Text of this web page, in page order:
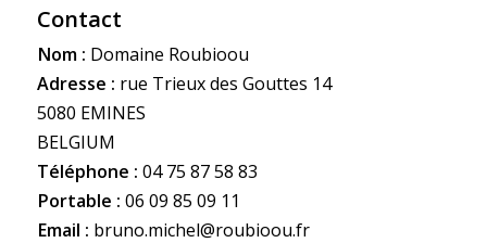
Contact
Nom : Domaine Roubioou
Adresse : rue Trieux des Gouttes 14
5080 EMINES
BELGIUM
Téléphone : 04 75 87 58 83
Portable : 06 09 85 09 11
Email : bruno.michel@roubioou.fr